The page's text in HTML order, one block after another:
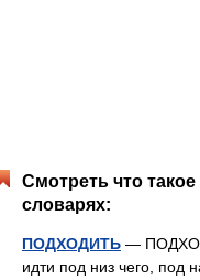
Смотреть что
словарях:
ПОДХОДИТЬ —
идти под низ чего, под